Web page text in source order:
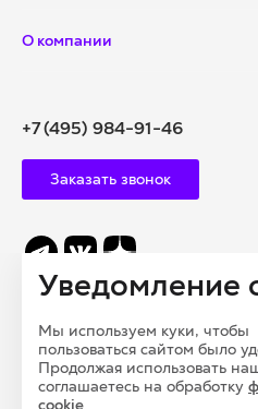
О компании
+7 (495) 984-91-46
109028, Г.
ТЕРРИТОРИЯ,
ПЕРЕУЛОК
Заказать звонок
Уведомление
Мы используем куки, чтобы
пользоваться сайтом было
Продолжая использовать
соглашаетесь на обработку
cookie